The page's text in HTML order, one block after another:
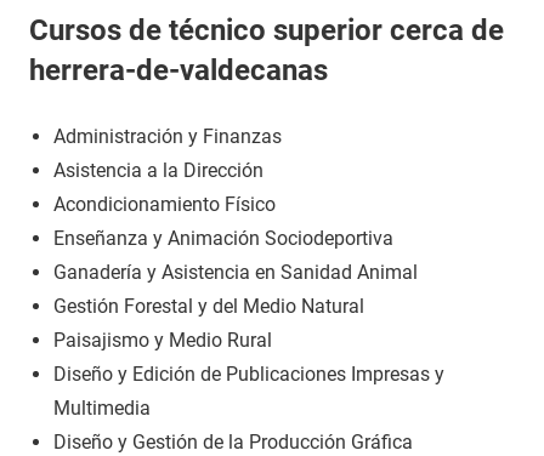
Cursos de técnico superior cerca de
herrera-de-valdecanas
Administración y Finanzas
Asistencia a la Dirección
Acondicionamiento Físico
Enseñanza y Animación Sociodeportiva
Ganadería y Asistencia en Sanidad Animal
Gestión Forestal y del Medio Natural
Paisajismo y Medio Rural
Diseño y Edición de Publicaciones Impresas y
Multimedia
Diseño y Gestión de la Producción Gráfica